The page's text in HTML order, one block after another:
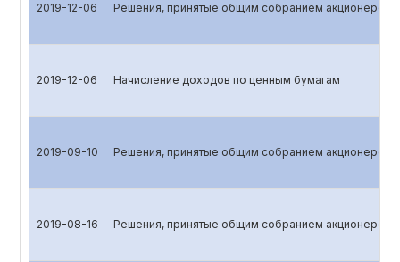
2019-12-06 Решения, принятые общим собранием акционеров
2019-12-06 Начисление доходов по ценным бумагам
2019-09-10 Решения, принятые общим собранием акционеров
2019-08-16 Решения, принятые общим собранием акционеров